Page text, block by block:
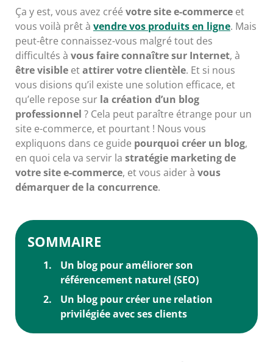
Ça y est, vous avez créé votre site e-commerce et
vous voilà prêt à vendre vos produits en ligne. Mais
peut-être connaissez-vous malgré tout des
difficultés à vous faire connaître sur Internet, à
être visible etattirer votre clientèle. Et si nous
vous disions qu’il existe une solution efficace, et
qu’elle repose sur la création d’un blog
professionnel ? Cela peut paraître étrange pour un
site e-commerce, et pourtant ! Nous vous
expliquons dans ce guide pourquoi créer un blog,
en quoi cela va servir la stratégie marketing de
votre site e-commerce, et vous aider à vous
démarquer de la concurrence.
SOMMAIRE
Un blog pour améliorer son
référencement naturel (SEO)
Un blog pour créer une relation
privilégiée avec ses clients